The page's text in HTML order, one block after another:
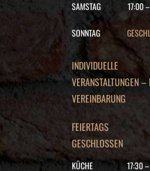
SAMSTAG 17:00–
SONNTAG
INDIVIDUELLE
VERANSTALTUNGEN –
VEREINBARUNG
FEIERTAGS
GESCHLOSSEN
KÜCHE 17:30–